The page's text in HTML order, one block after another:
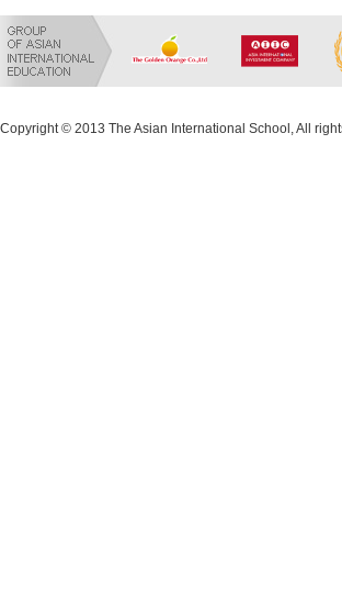
Copyright © 2013 The Asian International School, All